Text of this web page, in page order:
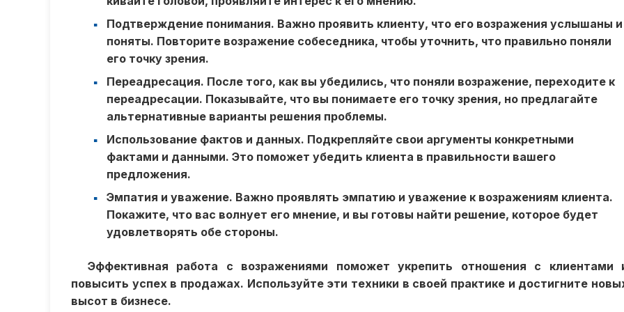
Подтверждение понимания. Важно проявить клиенту, что его возражения услышаны и
поняты. Повторите возражение собеседника, чтобы уточнить, что правильно поняли
его точку зрения.
Переадресация. После того, как вы убедились, что поняли возражение, переходите к
переадресации. Показывайте, что вы понимаете его точку зрения, но предлагайте
альтернативные варианты решения проблемы.
Использование фактов и данных. Подкрепляйте свои аргументы конкретными
фактами и данными. Это поможет убедить клиента в правильности вашего
предложения.
Эмпатия и уважение. Важно проявлять эмпатию и уважение к возражениям клиента.
Покажите, что вас волнует его мнение, и вы готовы найти решение, которое будет
удовлетворять обе стороны.
Эффективная работа с возражениями поможет укрепить отношения с клиентами
повысить успех в продажах. Используйте эти техники в своей практике и достигните
высот в бизнесе.